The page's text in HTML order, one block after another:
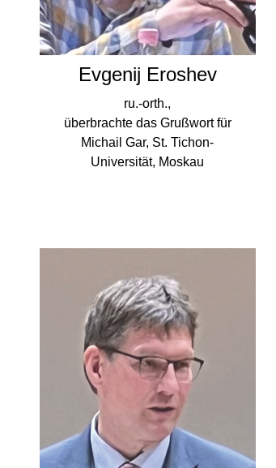
Evgenij Eroshev
ru.-orth.,
überbrachte das Grußwort für
Michail Gar, St. Tichon-
Universität, Moskau